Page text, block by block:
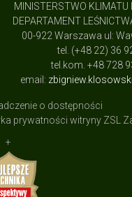
MINISTERSTWO KLIMATU
DEPARTAMENT
00-922 Warszawa ul:
tel. (+48 22) 36
tel.kom. +48 728
email:
o dostępności
prywatności witryny ZSL
+